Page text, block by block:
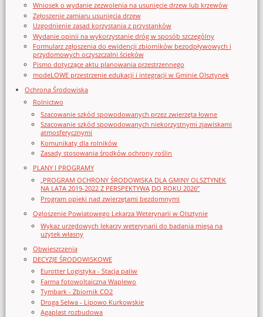
Wniosek o wydanie zezwolenia na usunięcie drzew lub krzewów
Zgłoszenie zamiaru usunięcia drzew
Uzgodnienie zasad korzystania z przystanków
Wydanie opinii na wykorzystanie dróg w sposób szczególny
Formularz zgłoszenia do ewidencji zbiorników bezodpływowych i
przydomowych oczyszczalni ścieków
Pismo dotyczące aktu planowania przestrzennego
modeLOWE przestrzenie edukacji i integracji w Gminie Olsztynek
Ochrona Środowiska
Rolnictwo
Szacowanie szkód spowodowanych przez zwierzęta łowne
Szacowanie szkód spowodowanych niekorzystnymi zjawiskami
atmosferycznymi
Komunikaty dla rolników
Zasady stosowania środków ochrony roślin
PLANY I PROGRAMY
„PROGRAM OCHRONY ŚRODOWISKA DLA GMINY OLSZTYNEK
NA LATA 2019-2022 Z PERSPEKTYWĄ DO ROKU 2026”
Program opieki nad zwierzętami bezdomnymi
Ogloszenie Powiatowego Lekarza Weterynarii w Olsztynie
Wykaz urzędowych lekarzy weterynarii do badania mięsa na
użytek własny
Obwieszczenia
DECYZJE ŚRODOWISKOWE
Eurotter Logistyka - Stacja paliw
Farma fotowoltaiczna Waplewo
Tymbark - Zbiornik CO2
Droga Selwa - Lipowo Kurkowskie
Agaplast rozbudowa